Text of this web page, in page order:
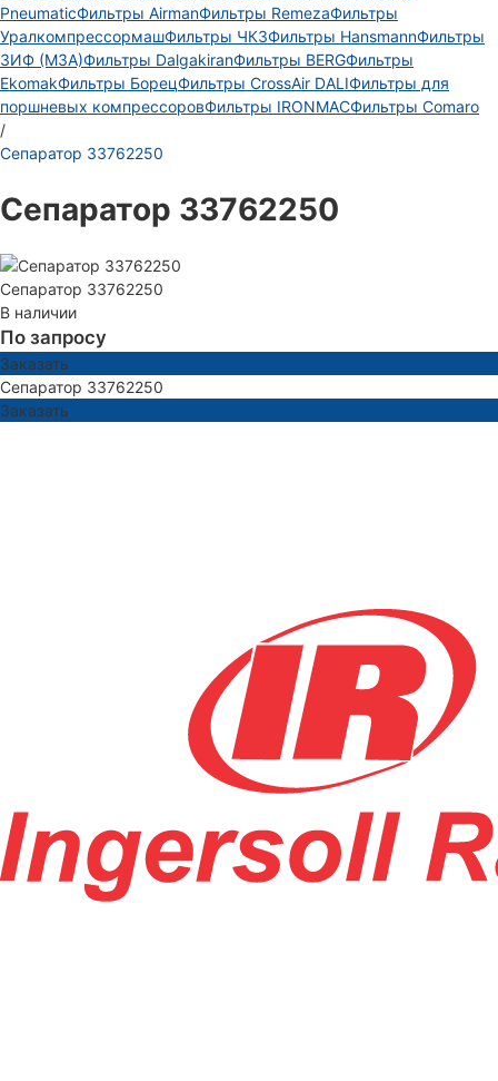
PneumaticФильтры AirmanФильтры RemezaФильтры
УралкомпрессормашФильтры ЧКЗФильтры HansmannФильтры
ЗИФ (МЗА)Фильтры DalgakiranФильтры BERGФильтры
EkomakФильтры БорецФильтры CrossAir DALIФильтры для
поршневых компрессоровФильтры IRONMACФильтры Comaro
/
Сепаратор 33762250
Сепаратор 33762250
Сепаратор 33762250
В наличии
По запросу
Заказать
Сепаратор 33762250
Заказать